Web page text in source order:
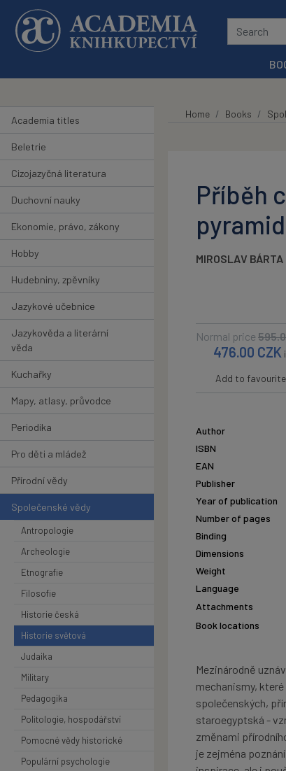
Skip to main content
Academia titles
Beletrie
Cizojazyčná literatura
Duchovní nauky
Ekonomie, právo, zákony
Hobby
Hudebniny, zpěvníky
Jazykové učebnice
Jazykověda a literární
věda
Kuchařky
Mapy, atlasy, průvodce
Periodika
Pro děti a mládež
Přírodní vědy
Společenské vědy
Antropologie
Archeologie
Etnografie
Filosofie
Historie česká
Historie světová
Judaika
Military
Pedagogika
Politologie, hospodářství
Pomocné vědy historické
Populární psychologie
Home Books
Příběh
pyramid
MIROSLAV BÁRTA
Normal price
476.00 CZK
Add to
Author
ISBN
EAN
Publisher
Year of publication
Number of pages
Binding
Dimensions
Weight
Language
Attachments
Book locations
Mezinárodně
mechanismy,
společenských,
staroegyptská -
změnami
je zejména